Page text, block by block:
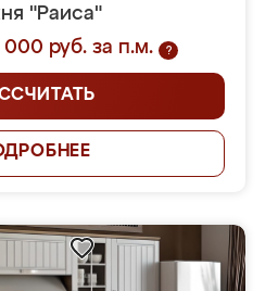
"Раиса"
000 руб. за п.м.
?